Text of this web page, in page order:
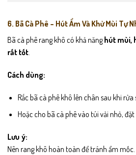
6. Bã Cà Phê – Hút Ẩm Và Khử Mùi Tự
Bã cà phê rang khô có khả nănghút mùi,
rất tốt.
Cách dùng:
Rắc bã cà phê khô lên chân sau khi rửa
Hoặc cho bã cà phê vào túi vải nhỏ,
Lưu ý:
Nên rang khô hoàn toàn để tránh ẩm mốc.